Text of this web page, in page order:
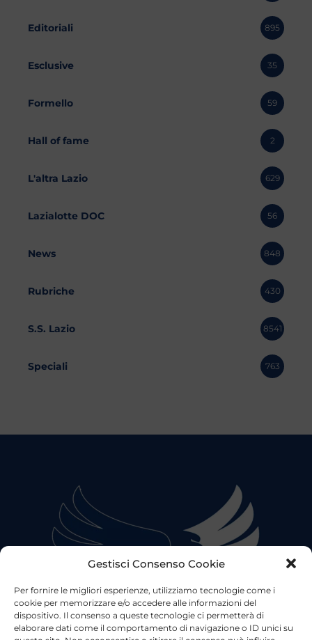
Gestisci Consenso Cookie
Per fornire le migliori esperienze, utilizziamo tecnologie come i
cookie per memorizzare e/o accedere alle informazioni del
dispositivo. Il consenso a queste tecnologie ci permetterà di
elaborare dati come il comportamento di navigazione o ID unici su
Editoriali 895
Esclusive 35
Formello 59
Hall of fame 2
L'altra Lazio 629
Lazialotte DOC 56
News 848
Rubriche 430
S.S. Lazio 8541
Speciali 763